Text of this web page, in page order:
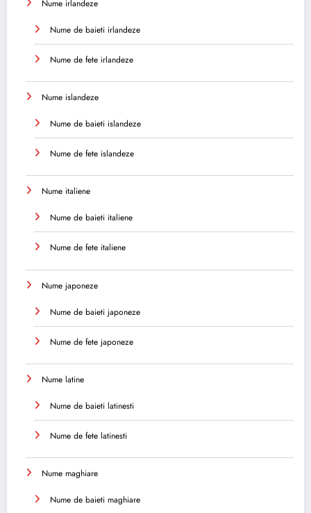
Nume irlandeze
Nume de baieti irlandeze
Nume de fete irlandeze
Nume islandeze
Nume de baieti islandeze
Nume de fete islandeze
Nume italiene
Nume de baieti italiene
Nume de fete italiene
Nume japoneze
Nume de baieti japoneze
Nume de fete japoneze
Nume latine
Nume de baieti latinesti
Nume de fete latinesti
Nume maghiare
Nume de baieti maghiare